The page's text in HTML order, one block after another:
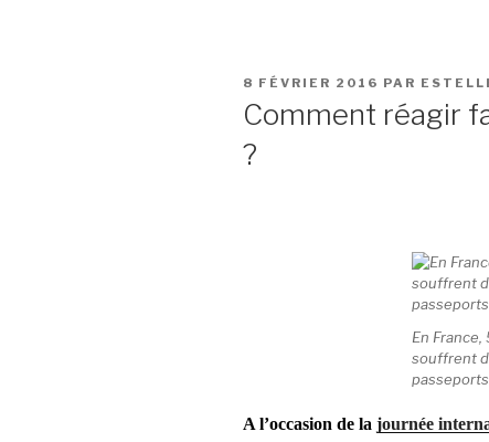
PUBLIÉ
LE
8 FÉVRIER 2016 PAR
Comment réagir
?
En
souffrent
A l’occasion de la journée